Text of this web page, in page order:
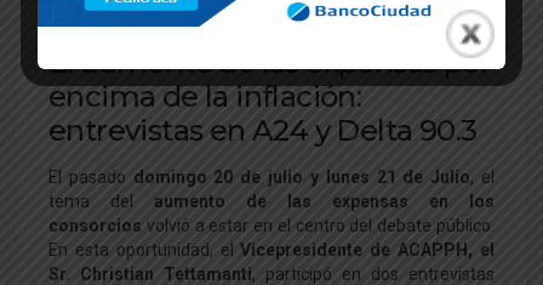
NOTICIAS
El aumento de las expensas por
encima de la inflación:
entrevistas en A24 y Delta 90.3
El pasado domingo 20 de julio y lunes 21 de Julio, el
tema del aumento de las expensas en los
consorcios volvió a estar en el centro del debate público.
En esta oportunidad, elVicepresidente de ACAPPH, el
Sr. Christian Tettamanti, participó en dos entrevistas